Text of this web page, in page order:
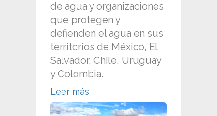
de agua y organizaciones
que protegen y
defienden el agua en sus
territorios de México, El
Salvador, Chile, Uruguay
y Colombia.
Leer más